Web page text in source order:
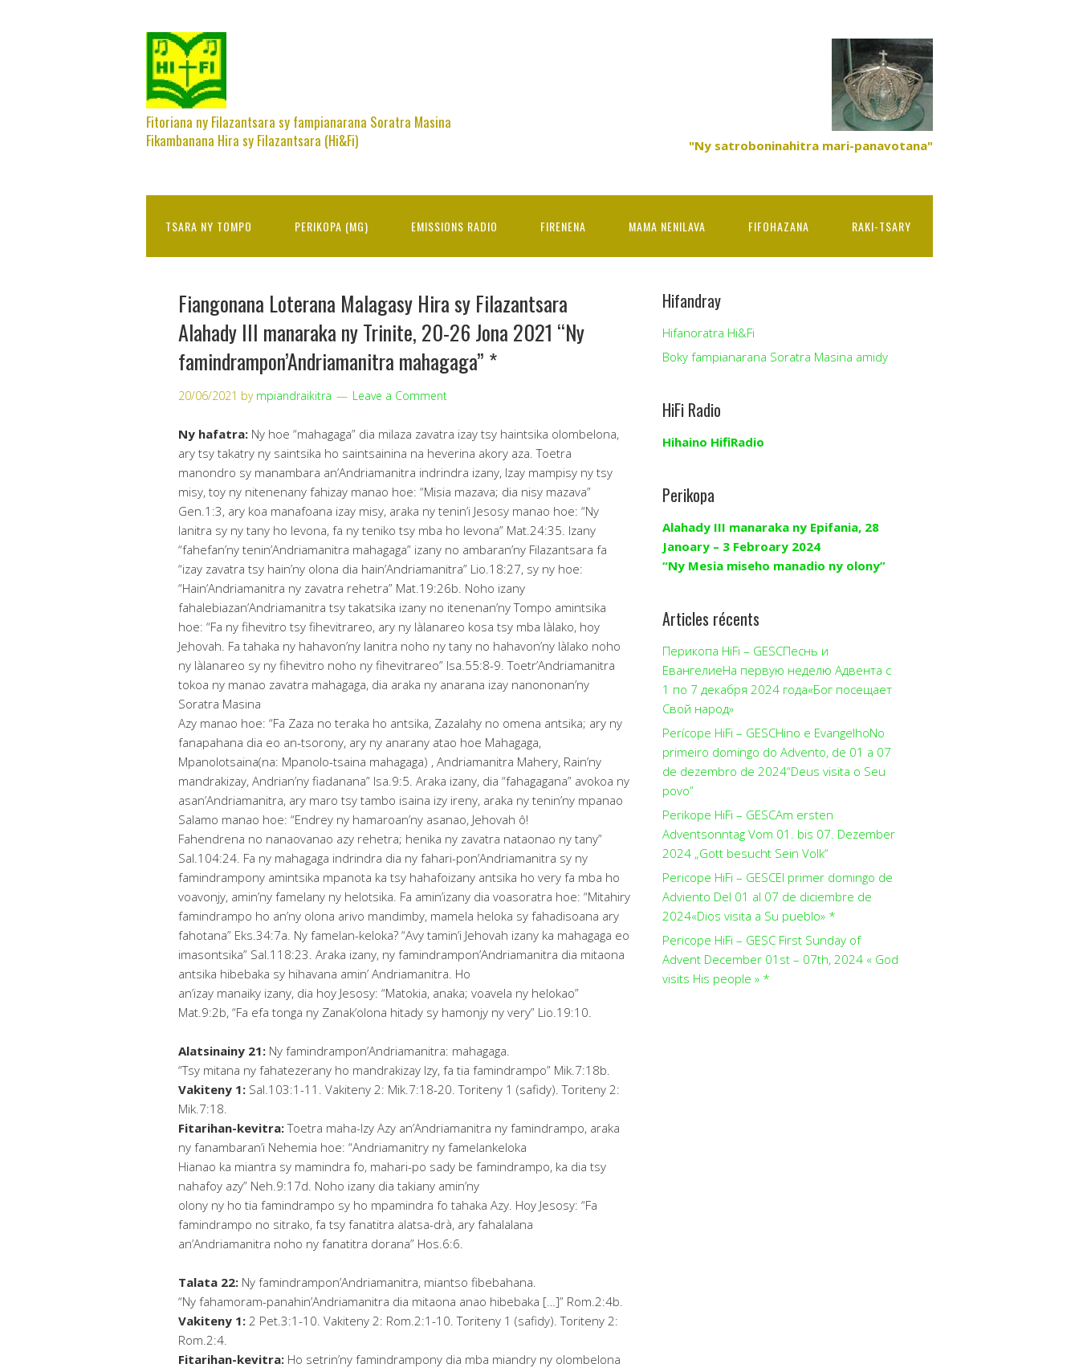
Fitoriana ny Filazantsara sy fampianarana Soratra Masina
Fikambanana Hira sy Filazantsara (Hi&Fi)
"Ny satroboninahitra mari-panavotana"
TSARA NY TOMPO PERIKOPA (MG) EMISSIONS RADIO FIRENENA MAMA NENILAVA FIFOHAZANA RAKI-TSARY
Fiangonana Loterana Malagasy Hira sy Filazantsara
Alahady III manaraka ny Trinite, 20-26 Jona 2021 “Ny
famindrampon’Andriamanitra mahagaga” *
20/06/2021 by mpiandraikitra Leave a Comment
Ny hafatra: Ny hoe “mahagaga” dia milaza zavatra izay tsy haintsika olombelona,
ary tsy takatry ny saintsika ho saintsainina na heverina akory aza. Toetra
manondro sy manambara an’Andriamanitra indrindra izany, Izay mampisy ny tsy
misy, toy ny nitenenany fahizay manao hoe: “Misia mazava; dia nisy mazava”
Gen.1:3, ary koa manafoana izay misy, araka ny tenin’i Jesosy manao hoe: “Ny
lanitra sy ny tany ho levona, fa ny teniko tsy mba ho levona” Mat.24:35. Izany
“fahefan’ny tenin’Andriamanitra mahagaga” izany no ambaran’ny Filazantsara fa
“izay zavatra tsy hain’ny olona dia hain’Andriamanitra” Lio.18:27, sy ny hoe:
“Hain’Andriamanitra ny zavatra rehetra” Mat.19:26b. Noho izany
fahalebiazan’Andriamanitra tsy takatsika izany no itenenan’ny Tompo amintsika
hoe: “Fa ny fihevitro tsy fihevitrareo, ary ny làlanareo kosa tsy mba làlako, hoy
Jehovah. Fa tahaka ny hahavon’ny lanitra noho ny tany no hahavon’ny làlako noho
ny làlanareo sy ny fihevitro noho ny fihevitrareo” Isa.55:8-9. Toetr’Andriamanitra
tokoa ny manao zavatra mahagaga, dia araka ny anarana izay nanononan’ny
Soratra Masina
Azy manao hoe: “Fa Zaza no teraka ho antsika, Zazalahy no omena antsika; ary ny
fanapahana dia eo an-tsorony, ary ny anarany atao hoe Mahagaga,
Mpanolotsaina(na: Mpanolo-tsaina mahagaga) , Andriamanitra Mahery, Rain’ny
mandrakizay, Andrian’ny fiadanana” Isa.9:5. Araka izany, dia “fahagagana” avokoa ny
asan’Andriamanitra, ary maro tsy tambo isaina izy ireny, araka ny tenin’ny mpanao
Salamo manao hoe: “Endrey ny hamaroan’ny asanao, Jehovah ô!
Fahendrena no nanaovanao azy rehetra; henika ny zavatra nataonao ny tany”
Sal.104:24. Fa ny mahagaga indrindra dia ny fahari-pon’Andriamanitra sy ny
famindrampony amintsika mpanota ka tsy hahafoizany antsika ho very fa mba ho
voavonjy, amin’ny famelany ny helotsika. Fa amin’izany dia voasoratra hoe: “Mitahiry
famindrampo ho an’ny olona arivo mandimby, mamela heloka sy fahadisoana ary
fahotana” Eks.34:7a. Ny famelan-keloka? “Avy tamin’i Jehovah izany ka mahagaga eo
imasontsika” Sal.118:23. Araka izany, ny famindrampon’Andriamanitra dia mitaona
antsika hibebaka sy hihavana amin’ Andriamanitra. Ho
an’izay manaiky izany, dia hoy Jesosy: “Matokia, anaka; voavela ny helokao”
Mat.9:2b, “Fa efa tonga ny Zanak’olona hitady sy hamonjy ny very” Lio.19:10.
Alatsinainy 21: Ny famindrampon’Andriamanitra: mahagaga.
“Tsy mitana ny fahatezerany ho mandrakizay Izy, fa tia famindrampo” Mik.7:18b.
Vakiteny 1: Sal.103:1-11. Vakiteny 2: Mik.7:18-20. Toriteny 1 (safidy). Toriteny 2:
Mik.7:18.
Fitarihan-kevitra:Toetra maha-Izy Azy an’Andriamanitra ny famindrampo, araka
ny fanambaran’i Nehemia hoe: “Andriamanitry ny famelankeloka
Hianao ka miantra sy mamindra fo, mahari-po sady be famindrampo, ka dia tsy
nahafoy azy” Neh.9:17d. Noho izany dia takiany amin’ny
olony ny ho tia famindrampo sy ho mpamindra fo tahaka Azy. Hoy Jesosy: “Fa
famindrampo no sitrako, fa tsy fanatitra alatsa-drà, ary fahalalana
an’Andriamanitra noho ny fanatitra dorana” Hos.6:6.
Talata 22: Ny famindrampon’Andriamanitra, miantso fibebahana.
“Ny fahamoram-panahin’Andriamanitra dia mitaona anao hibebaka […]” Rom.2:4b.
Vakiteny 1: 2 Pet.3:1-10. Vakiteny 2: Rom.2:1-10. Toriteny 1 (safidy). Toriteny 2:
Rom.2:4.
Fitarihan-kevitra: Ho setrin’ny famindrampony dia mba miandry ny olombelona
Hifandray
Hifanoratra Hi&Fi
Boky fampianarana Soratra Masina amidy
HiFi Radio
Hihaino HifiRadio
Perikopa
Alahady III manaraka ny Epifania, 28
Janoary – 3 Febroary 2024
“Ny Mesia miseho manadio ny olony”
Articles récents
Перикопа HiFi – GESCПеснь и
ЕвангелиеНа первую неделю Адвента с
1 по 7 декабря 2024 года«Бог посещает
Свой народ»
Perícope HiFi – GESCHino e EvangelhoNo
primeiro domingo do Advento, de 01 a 07
de dezembro de 2024“Deus visita o Seu
povo”
Perikope HiFi – GESCAm ersten
Adventsonntag Vom 01. bis 07. Dezember
2024 „Gott besucht Sein Volk“
Pericope HiFi – GESCEl primer domingo de
Adviento Del 01 al 07 de diciembre de
2024«Dios visita a Su pueblo» *
Pericope HiFi – GESC First Sunday of
Advent December 01st – 07th, 2024 « God
visits His people » *